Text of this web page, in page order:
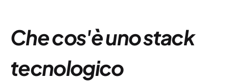
Che cos'è uno stack
tecnologico